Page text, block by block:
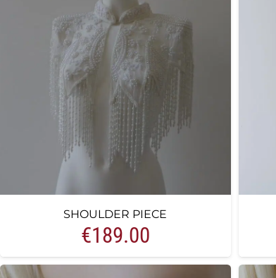
SHOULDER PIECE
€189.00